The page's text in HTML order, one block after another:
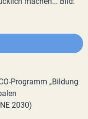
Programm „Bildung
2030)